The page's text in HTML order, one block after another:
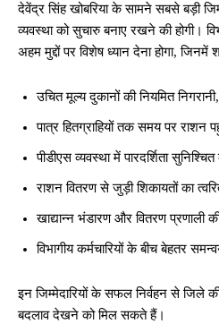
देवेंद्र सिंह खोबरिया के सामने सबसे बड़ी
व्यवस्था को सुचारु बनाए रखने की होगी।
अहम मुद्दों पर विशेष ध्यान देना होगा,
उचित मूल्य दुकानों की नियमित निगरानी,
पात्र हितग्राहियों तक समय पर राशन
पीडीएस व्यवस्था में पारदर्शिता
राशन वितरण से जुड़ी शिकायतों का
खाद्यान्न भंडारण और वितरण प्रणाली की
विभागीय कर्मचारियों के बीच बेहतर
इन जिम्मेदारियों के सफल निर्वहन से जिले
बदलाव देखने को मिल सकते हैं।